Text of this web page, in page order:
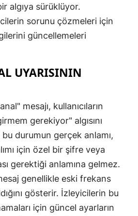
algıya sürüklüyor.
sorunu çözmeleri için
güncellemeleri
UYARISININ
mesajı, kullanıcıların
gerekiyor" algısını
durumun gerçek anlamı,
için özel bir şifre veya
gerektiği anlamına gelmez.
genellikle eski frekans
gösterir. İzleyicilerin bu
için güncel ayarların